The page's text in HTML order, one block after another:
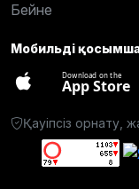
Бейне
Мобильді
Download on the
App Store
Қауіпсіз орнату,